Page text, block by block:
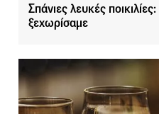
Σπάνιες λευκές
ξεχωρίσαμε